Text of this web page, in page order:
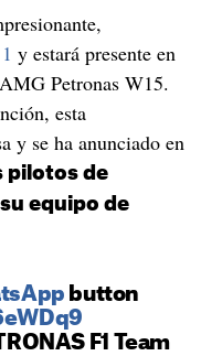
y estará presente en
Petronas W15.
esta
y se ha anunciado en
pilotos de
equipo de
button
F1 Team